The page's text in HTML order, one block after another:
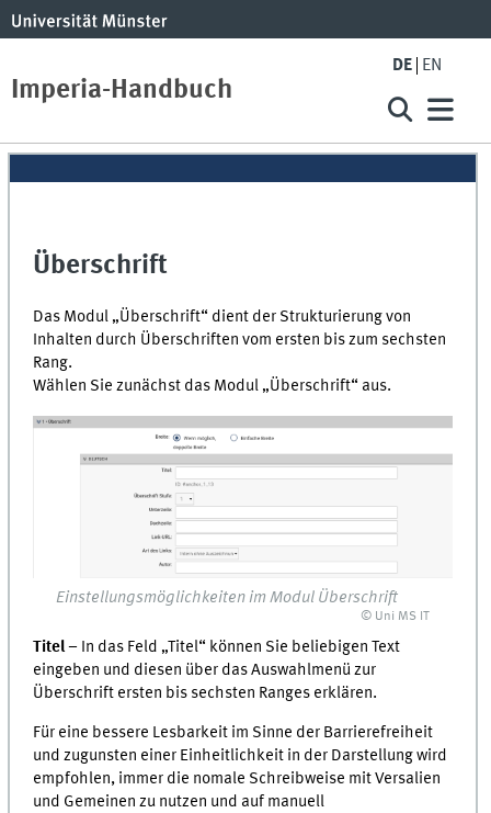
Imperia-Handbuch
DE EN
Überschrift
Das Modul „Überschrift“ dient der Strukturierung von
Inhalten durch Überschriften vom ersten bis zum sechsten
Rang.
Wählen Sie zunächst das Modul „Überschrift“ aus.
Einstellungsmöglichkeiten im Modul Überschrift
© Uni MS IT
Titel– In das Feld „Titel“ können Sie beliebigen Text
eingeben und diesen über das Auswahlmenü zur
Überschrift ersten bis sechsten Ranges erklären.
Für eine bessere Lesbarkeit im Sinne der Barrierefreiheit
und zugunsten einer Einheitlichkeit in der Darstellung wird
empfohlen, immer die nomale Schreibweise mit Versalien
und Gemeinen zu nutzen und auf manuell